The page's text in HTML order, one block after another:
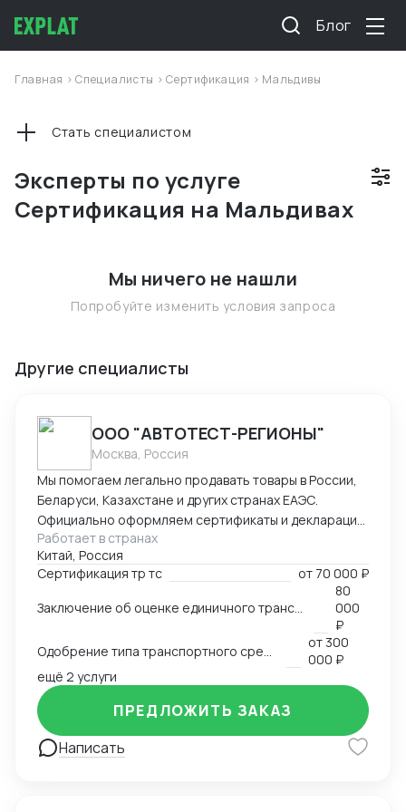
Блог
Главная >Специалисты >Сертификация > Мальдивы
Эксперты по услуге
Сертификация на Мальдивах
Стать специалистом
Мы ничего не нашли
Попробуйте изменить условия запроса
Другие специалисты
ООО "АВТОТЕСТ-РЕГИОНЫ"
Москва, Россия
Мы помогаем легально продавать товары в России,
Беларуси, Казахстане и других странах ЕАЭС.
Официально оформляем сертификаты и декларации
соответствия ТР ТС. — обязательные документы для
использования продукции на рыноке. Так же
работаем по ОТТС, ОТШ, СБКТС, ЗОЕТС, ЭПСМ
Основная услуга: Оценка соответствия продукции
требованиям технического регламента
проводим испытания в аккредитованных
лабораториях и выдаем готовый,
зарегистрированный в Россакредитации (ФСА)
документ (сертификат или декларацию ТР ТС). Это
пропуск через таможню, маркетплейсы и в
магазины. Ценность для клиента: Помогаем
Работает в странах
Китай, Россия
Сертификация тр тс
от 70 000 ₽
Заключение об оценке единичного транспортного средства (ЗОЕТС)
80
000
₽
от 300
000 ₽
ещё 2 услуги
Написать
ПРЕДЛОЖИТЬ ЗАКАЗ